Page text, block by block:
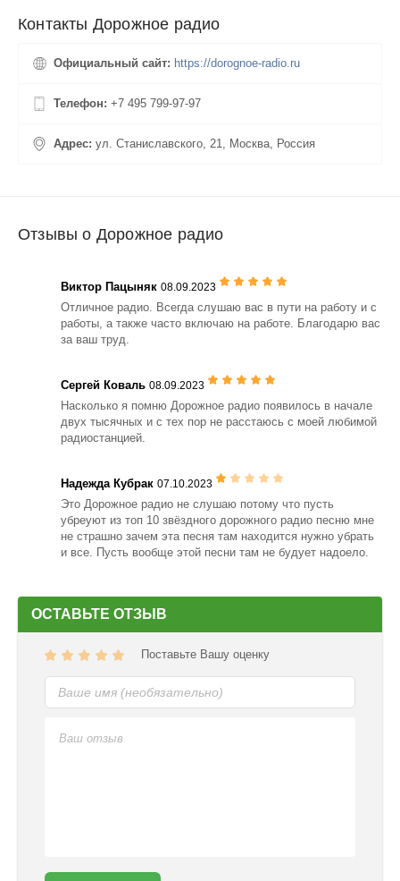
погодных условиях, дорожных пробках, свежих новостях и
другими материалами. Насыщенность сетки эфира снимает
проблем, не позволяет уснуть и заскучать во время длительного
Наибольшую популярность радиослушателей заслужили
Главные черты «Дорожного радио»:
Преимущество задушевных и глубоких русских
песен, а также стопроцентных хитов прошлых
десятилетий.
Минимум иностранных композиций.
Вхождение в топ-3 отечественных радиостанций в
плане ежедневного и еженедельного количества
слушателей.
Общая программа радио отличается от трансляций,
Всенародно любимыми вокалистами и группами были и остаются:
Татьяна Буланова, Олег Газманов, Маршал, Татьяна Овсиенко,
«Секрет», «Мираж», «Чай вдвоем» и многие другие звезды
эстрады.
Контакты Дорожное радио
Официальный сайт: https://dorognoe-radio.ru
Телефон: +7 495 799‑97-97
Адрес: ул. Станиславского, 21, Москва, Россия
Отзывы о Дорожное радио
Виктор Пацыняк 08.09.2023
Отличное радио. Всегда слушаю вас в пути на работу и с
работы, а также часто включаю на работе. Благодарю вас
за ваш труд.
Сергей Коваль 08.09.2023
Насколько я помню Дорожное радио появилось в начале
двух тысячных и с тех пор не расстаюсь с моей любимой
радиостанцией.
Надежда Кубрак 07.10.2023
Это Дорожное радио не слушаю потому что пусть
убреуют из топ 10 звёздного дорожного радио песню мне
не страшно зачем эта песня там находится нужно убрать
и все. Пусть вообще этой песни там не будует надоело.
ОСТАВЬТЕ ОТЗЫВ
Поставьте Вашу оценку